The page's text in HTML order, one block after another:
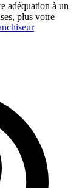
adéquation à un
plus votre